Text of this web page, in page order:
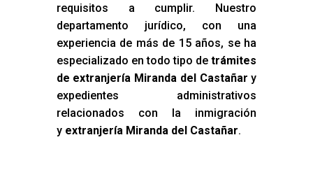
requisitos a cumplir. Nuestro
departamento jurídico, con una
experiencia de más de 15 años, se ha
especializado en todo tipo detrámites
de extranjería Miranda del Castañar y
expedientes administrativos
relacionados con la inmigración
y extranjería Miranda del Castañar.